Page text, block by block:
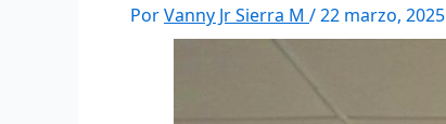
PorVanny Jr Sierra M /22 marzo, 2025